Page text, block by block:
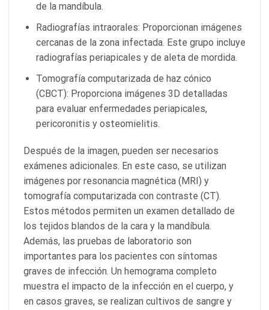
de la mandíbula.
Radiografías intraorales: Proporcionan imágenes
cercanas de la zona infectada. Este grupo incluye
radiografías periapicales y de aleta de mordida.
Tomografía computarizada de haz cónico
(CBCT): Proporciona imágenes 3D detalladas
para evaluar enfermedades periapicales,
pericoronitis y osteomielitis.
Después de la imagen, pueden ser necesarios
exámenes adicionales. En este caso, se utilizan
imágenes por resonancia magnética (MRI) y
tomografía computarizada con contraste (CT).
Estos métodos permiten un examen detallado de
los tejidos blandos de la cara y la mandíbula.
Además, las pruebas de laboratorio son
importantes para los pacientes con síntomas
graves de infección. Un hemograma completo
muestra el impacto de la infección en el cuerpo, y
en casos graves, se realizan cultivos de sangre y